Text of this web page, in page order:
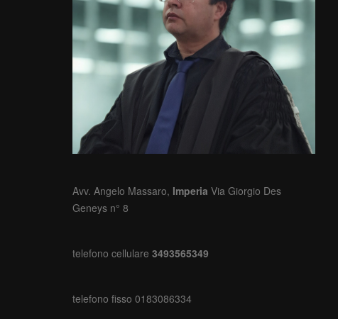
Avv. Angelo Massaro, Imperia Via Giorgio Des
Geneys n° 8
telefono cellulare 3493565349
telefono fisso 0183086334